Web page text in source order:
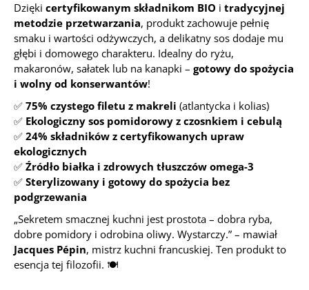
Dzięki certyfikowanym składnikom BIO i tradycyjnej
metodzie przetwarzania, produkt zachowuje pełnię
smaku i wartości odżywczych, a delikatny sos dodaje mu
głębi i domowego charakteru. Idealny do ryżu,
makaronów, sałatek lub na kanapki – gotowy do spożycia
i wolny od konserwantów!
✅ 75% czystego filetu z makreli (atlantycka i kolias)
✅ Ekologiczny sos pomidorowy z czosnkiem i cebulą
✅ 24% składników z certyfikowanych upraw
ekologicznych
✅ Źródło białka i zdrowych tłuszczów omega-3
✅ Sterylizowany i gotowy do spożycia bez
podgrzewania
„Sekretem smacznej kuchni jest prostota – dobra ryba,
dobre pomidory i odrobina oliwy. Wystarczy.” – mawiał
Jacques Pépin, mistrz kuchni francuskiej. Ten produkt to
esencja tej filozofii. 🍽️